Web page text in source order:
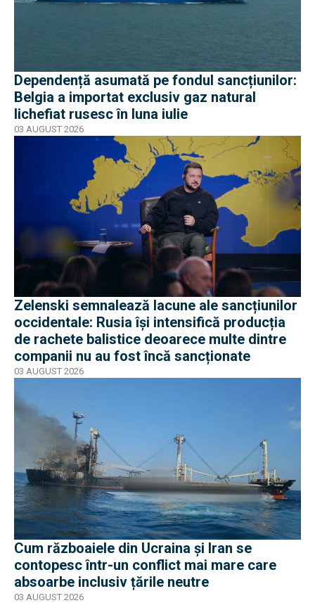
Dependență asumată pe fondul sancțiunilor:
Belgia a importat exclusiv gaz natural
lichefiat rusesc în luna iulie
03 AUGUST 2026
Zelenski semnalează lacune ale sancțiunilor
occidentale: Rusia își intensifică producția
de rachete balistice deoarece multe dintre
companii nu au fost încă sancționate
03 AUGUST 2026
Cum războaiele din Ucraina și Iran se
contopesc într-un conflict mai mare care
absoarbe inclusiv țările neutre
03 AUGUST 2026